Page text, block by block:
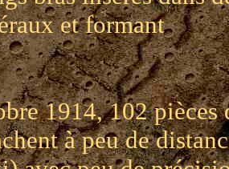
et formant
1914, 102 pièces
à peu de